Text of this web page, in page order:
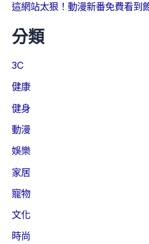
這網站太狠！動漫新番免費看到
分類
3C
健康
健身
動漫
娛樂
家居
寵物
文化
時尚